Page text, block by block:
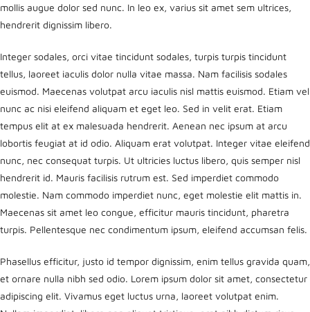
mollis augue dolor sed nunc. In leo ex, varius sit amet sem ultrices,
hendrerit dignissim libero.
Integer sodales, orci vitae tincidunt sodales, turpis turpis tincidunt
tellus, laoreet iaculis dolor nulla vitae massa. Nam facilisis sodales
euismod. Maecenas volutpat arcu iaculis nisl mattis euismod. Etiam vel
nunc ac nisi eleifend aliquam et eget leo. Sed in velit erat. Etiam
tempus elit at ex malesuada hendrerit. Aenean nec ipsum at arcu
lobortis feugiat at id odio. Aliquam erat volutpat. Integer vitae eleifend
nunc, nec consequat turpis. Ut ultricies luctus libero, quis semper nisl
hendrerit id. Mauris facilisis rutrum est. Sed imperdiet commodo
molestie. Nam commodo imperdiet nunc, eget molestie elit mattis in.
Maecenas sit amet leo congue, efficitur mauris tincidunt, pharetra
turpis. Pellentesque nec condimentum ipsum, eleifend accumsan felis.
Phasellus efficitur, justo id tempor dignissim, enim tellus gravida quam,
et ornare nulla nibh sed odio. Lorem ipsum dolor sit amet, consectetur
adipiscing elit. Vivamus eget luctus urna, laoreet volutpat enim.